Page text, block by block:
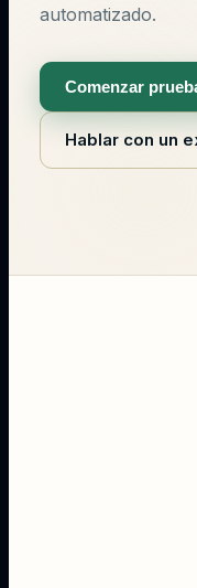
automatizado.
Comenzar
Hablar con un